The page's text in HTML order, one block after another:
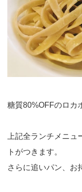
糖質80%OFFのロカ
上記全ランチメニュ
トがつきます。
さらに追いパン、お